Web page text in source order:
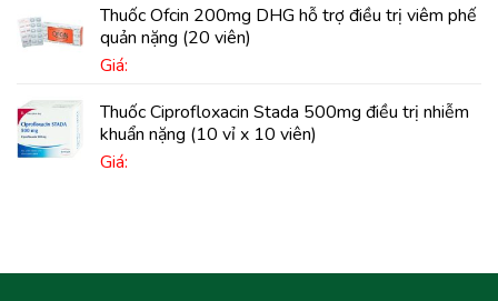
Thuốc Ofcin 200mg DHG hỗ trợ điều trị viêm phế
quản nặng (20 viên)
Giá:
Thuốc Ciprofloxacin Stada 500mg điều trị nhiễm
khuẩn nặng (10 vỉ x 10 viên)
Giá: